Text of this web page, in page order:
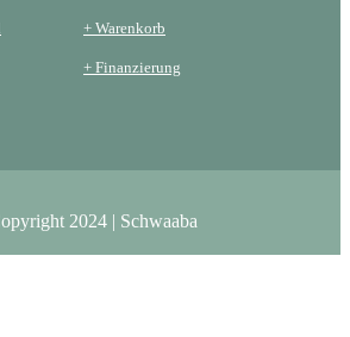
+ Warenkorb
+ Finanzierung
2024 | Schwaaba